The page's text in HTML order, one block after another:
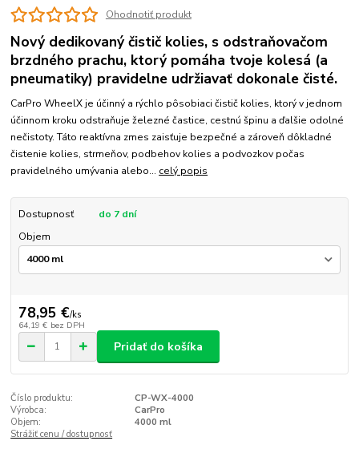
Ohodnotiť produkt
Nový dedikovaný čistič kolies, s odstraňovačom
brzdného prachu, ktorý pomáha tvoje kolesá (a
pneumatiky) pravidelne udržiavať dokonale čisté.
CarPro WheelX je účinný a rýchlo pôsobiaci čistič kolies, ktorý v jednom
účinnom kroku odstraňuje železné častice, cestnú špinu a ďalšie odolné
nečistoty. Táto reaktívna zmes zaisťuje bezpečné a zároveň dôkladné
čistenie kolies, strmeňov, podbehov kolies a podvozkov počas
pravidelného umývania alebo... celý popis
Dostupnosť
do 7 dní
Objem
78,95 €/ks
64,19 € bez DPH
Pridať do košíka
Číslo produktu:
CP-WX-4000
Výrobca:
CarPro
Objem:
4000 ml
Strážiť cenu / dostupnosť